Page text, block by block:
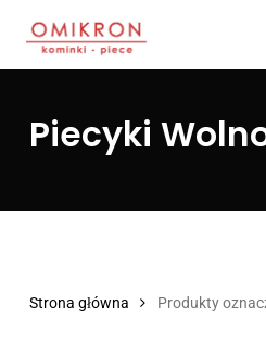
Piecyki
Strona główna Produkty